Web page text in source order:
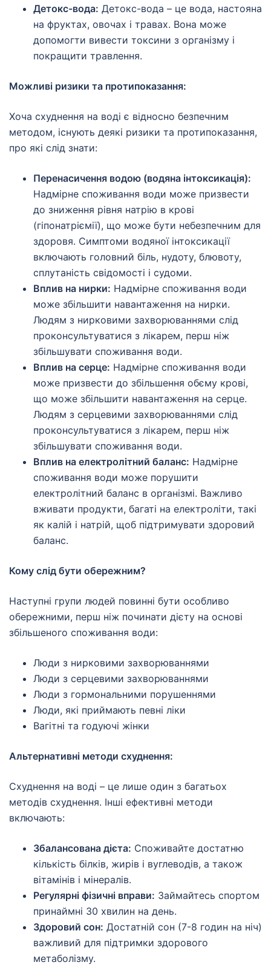
Детокс-вода: Детокс-вода – це вода, настояна
на фруктах, овочах і травах. Вона може
допомогти вивести токсини з організму і
покращити травлення.
Можливі ризики та протипоказання:
Хоча схуднення на воді є відносно безпечним
методом, існують деякі ризики та протипоказання,
про які слід знати:
Перенасичення водою (водяна інтоксикація):
Надмірне споживання води може призвести
до зниження рівня натрію в крові
(гіпонатріємії), що може бути небезпечним для
здоровя. Симптоми водяної інтоксикації
включають головний біль, нудоту, блювоту,
сплутаність свідомості і судоми.
Вплив на нирки: Надмірне споживання води
може збільшити навантаження на нирки.
Людям з нирковими захворюваннями слід
проконсультуватися з лікарем, перш ніж
збільшувати споживання води.
Вплив на серце: Надмірне споживання води
може призвести до збільшення обєму крові,
що може збільшити навантаження на серце.
Людям з серцевими захворюваннями слід
проконсультуватися з лікарем, перш ніж
збільшувати споживання води.
Вплив на електролітний баланс: Надмірне
споживання води може порушити
електролітний баланс в організмі. Важливо
вживати продукти, багаті на електроліти, такі
як калій і натрій, щоб підтримувати здоровий
баланс.
Кому слід бути обережним?
Наступні групи людей повинні бути особливо
обережними, перш ніж починати дієту на основі
збільшеного споживання води:
Люди з нирковими захворюваннями
Люди з серцевими захворюваннями
Люди з гормональними порушеннями
Люди, які приймають певні ліки
Вагітні та годуючі жінки
Альтернативні методи схуднення:
Схуднення на воді – це лише один з багатьох
методів схуднення. Інші ефективні методи
включають:
Збалансована дієта: Споживайте достатню
кількість білків, жирів і вуглеводів, а також
вітамінів і мінералів.
Регулярні фізичні вправи: Займайтесь спортом
принаймні 30 хвилин на день.
Здоровий сон: Достатній сон (7-8 годин на ніч)
важливий для підтримки здорового
метаболізму.